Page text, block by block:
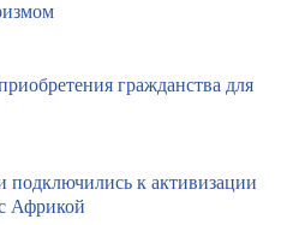
гражданства для
подключились к активизации
Африкой